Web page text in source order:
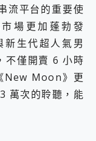
流平台的重要使
場更加蓬勃發
生代超人氣男
不僅開賣 6 小時
New Moon》更
萬次的聆聽，能